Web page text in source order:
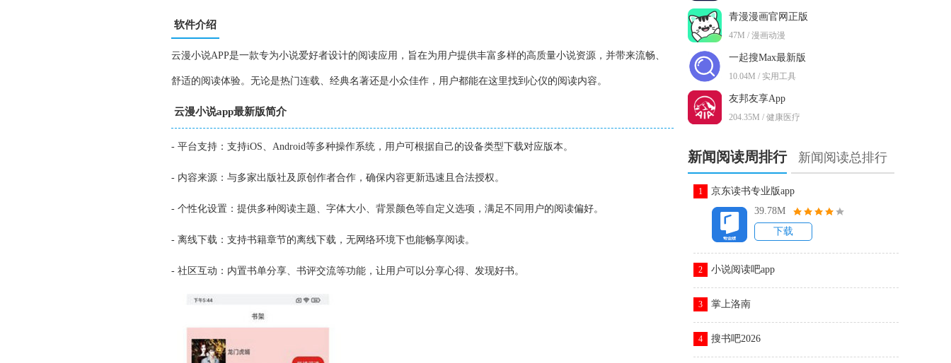
软件介绍
云漫小说APP是一款专为小说爱好者设计的阅读应用，旨在为用户提供丰富多样的高质量小说资源，并带来流畅、
舒适的阅读体验。无论是热门连载、经典名著还是小众佳作，用户都能在这里找到心仪的阅读内容。
云漫小说app最新版简介
- 平台支持：支持iOS、Android等多种操作系统，用户可根据自己的设备类型下载对应版本。
- 内容来源：与多家出版社及原创作者合作，确保内容更新迅速且合法授权。
- 个性化设置：提供多种阅读主题、字体大小、背景颜色等自定义选项，满足不同用户的阅读偏好。
- 离线下载：支持书籍章节的离线下载，无网络环境下也能畅享阅读。
- 社区互动：内置书单分享、书评交流等功能，让用户可以分享心得、发现好书。
青漫漫画官网正版
47M / 漫画动漫
一起搜Max最新版
10.04M / 实用工具
友邦友享App
204.35M / 健康医疗
新闻阅读周排行 新闻阅读总排行
1
京东读书专业版app
39.78M
下载
2 小说阅读吧app
3 掌上洛南
4 搜书吧2026